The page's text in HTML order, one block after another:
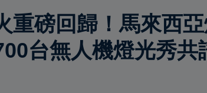
重磅回歸！馬來西
台無人機燈光秀共